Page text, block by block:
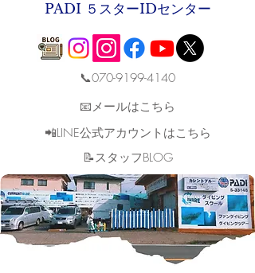
PADI ５スターIDセンター
📞070-9199-4140
📧メールはこちら
📲LINE公式アカウントはこちら
​📝スタッフBLOG